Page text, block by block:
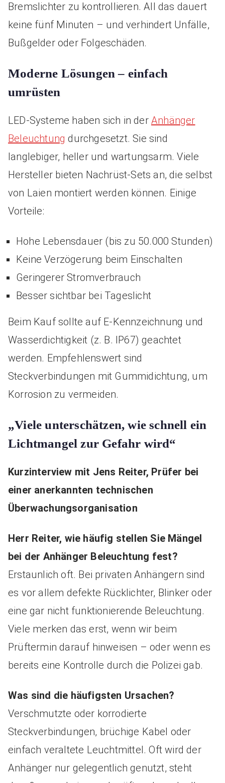
Bremslichter zu kontrollieren. All das dauert
keine fünf Minuten – und verhindert Unfälle,
Bußgelder oder Folgeschäden.
Moderne Lösungen – einfach
umrüsten
LED-Systeme haben sich in der Anhänger
Beleuchtung durchgesetzt. Sie sind
langlebiger, heller und wartungsarm. Viele
Hersteller bieten Nachrüst-Sets an, die selbst
von Laien montiert werden können. Einige
Vorteile:
Hohe Lebensdauer (bis zu 50.000 Stunden)
Keine Verzögerung beim Einschalten
Geringerer Stromverbrauch
Besser sichtbar bei Tageslicht
Beim Kauf sollte auf E-Kennzeichnung und
Wasserdichtigkeit (z. B. IP67) geachtet
werden. Empfehlenswert sind
Steckverbindungen mit Gummidichtung, um
Korrosion zu vermeiden.
„Viele unterschätzen, wie schnell ein
Lichtmangel zur Gefahr wird“
Kurzinterview mit Jens Reiter, Prüfer bei
einer anerkannten technischen
Überwachungsorganisation
Herr Reiter, wie häufig stellen Sie Mängel
bei der Anhänger Beleuchtung fest?
Erstaunlich oft. Bei privaten Anhängern sind
es vor allem defekte Rücklichter, Blinker oder
eine gar nicht funktionierende Beleuchtung.
Viele merken das erst, wenn wir beim
Prüftermin darauf hinweisen – oder wenn es
bereits eine Kontrolle durch die Polizei gab.
Was sind die häufigsten Ursachen?
Verschmutzte oder korrodierte
Steckverbindungen, brüchige Kabel oder
einfach veraltete Leuchtmittel. Oft wird der
Anhänger nur gelegentlich genutzt, steht